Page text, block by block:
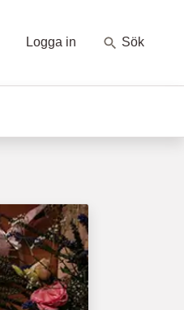
Logga in Sök